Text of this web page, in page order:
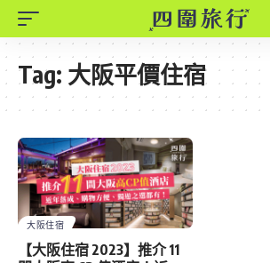
Tag: 大阪平價住宿
大阪住宿
【大阪住宿 2023】推介 11